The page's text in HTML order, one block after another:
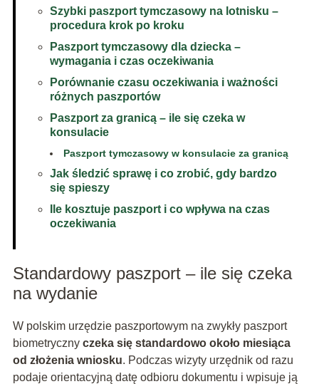
Szybki paszport tymczasowy na lotnisku –
procedura krok po kroku
Paszport tymczasowy dla dziecka –
wymagania i czas oczekiwania
Porównanie czasu oczekiwania i ważności
różnych paszportów
Paszport za granicą – ile się czeka w
konsulacie
Paszport tymczasowy w konsulacie za granicą
Jak śledzić sprawę i co zrobić, gdy bardzo
się spieszy
Ile kosztuje paszport i co wpływa na czas
oczekiwania
Standardowy paszport – ile się czeka
na wydanie
W polskim urzędzie paszportowym na zwykły paszport
biometryczny czeka się standardowo około miesiąca
od złożenia wniosku. Podczas wizyty urzędnik od razu
podaje orientacyjną datę odbioru dokumentu i wpisuje ją